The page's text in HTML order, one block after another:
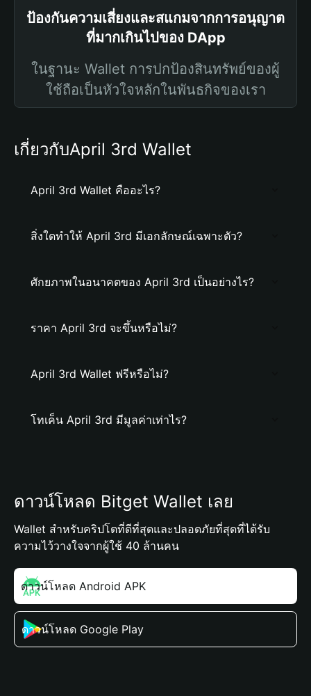
ป้องกันความเสี่ยงและสแกมจากการอนุญาต
ที่มากเกินไปของ DApp
ในฐานะ Wallet การปกป้องสินทรัพย์ของผู้
ใช้ถือเป็นหัวใจหลักในพันธกิจของเรา
เกี่ยวกับApril 3rd Wallet
April 3rd Wallet คืออะไร?
สิ่งใดทำให้ April 3rd มีเอกลักษณ์เฉพาะตัว?
ศักยภาพในอนาคตของ April 3rd เป็นอย่างไร?
ราคา April 3rd จะขึ้นหรือไม่?
April 3rd Wallet ฟรีหรือไม่?
โทเค็น April 3rd มีมูลค่าเท่าไร?
ดาวน์โหลด Bitget Wallet เลย
Wallet สำหรับคริปโตที่ดีที่สุดและปลอดภัยที่สุดที่ได้รับ
ความไว้วางใจจากผู้ใช้ 40 ล้านคน
ดาวน์โหลด Android APK
ดาวน์โหลด Google Play